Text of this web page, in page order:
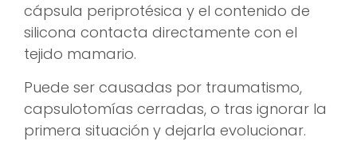
cápsula periprotésica y el contenido de
silicona contacta directamente con el
tejido mamario.
Puede ser causadas por traumatismo,
capsulotomías cerradas, o tras ignorar la
primera situación y dejarla evolucionar.